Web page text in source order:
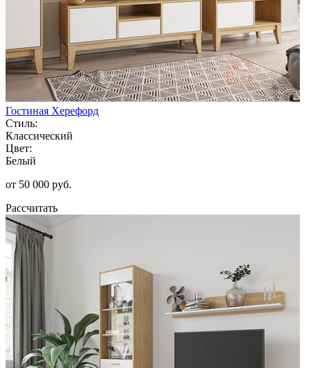
Гостиная Херефорд
Стиль:
Классический
Цвет:
Белый
от 50 000 руб.
Рассчитать